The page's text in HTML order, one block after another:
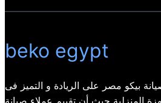
beko egypt
بيكو مصر على الريادة و التميز فى
المنزلية حيث أن تقييم عملاء صيانة